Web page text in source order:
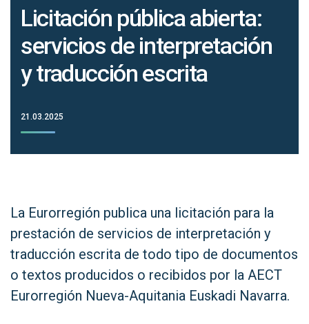
Licitación pública abierta:
servicios de interpretación
y traducción escrita
21.03.2025
La Eurorregión publica una licitación para la
prestación de servicios de interpretación y
traducción escrita de todo tipo de documentos
o textos producidos o recibidos por la AECT
Eurorregión Nueva-Aquitania Euskadi Navarra.